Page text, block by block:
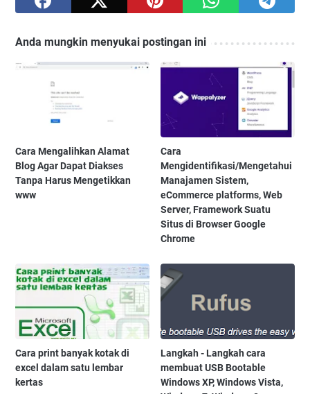
Anda mungkin menyukai postingan ini
Cara Mengalihkan Alamat
Blog Agar Dapat Diakses
Tanpa Harus Mengetikkan
www
Cara
Mengidentifikasi/Mengetahui
Manajamen Sistem,
eCommerce platforms, Web
Server, Framework Suatu
Situs di Browser Google
Chrome
Cara print banyak kotak di
excel dalam satu lembar
kertas
Langkah - Langkah cara
membuat USB Bootable
Windows XP, Windows Vista,